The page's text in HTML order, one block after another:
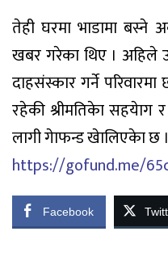
तेही घरमा भाडामा बस्ने
खबर गरेका थिए । अहिले
दाहसंस्कार गर्ने
रहेकी श्रीमतिकेा सहयेाग
लागी गेाफन्ड खेालिएकेा
https://gofund.me/
Facebook